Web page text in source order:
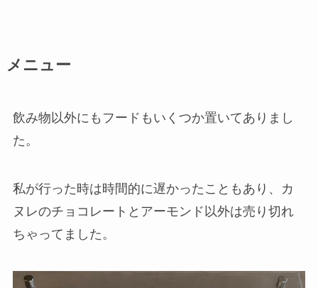
メニュー
飲み物以外にもフードもいくつか置いてありまし
た。
私が行った時は時間的に遅かったこともあり、カ
ヌレのチョコレートとアーモンド以外は売り切れ
ちゃってました。